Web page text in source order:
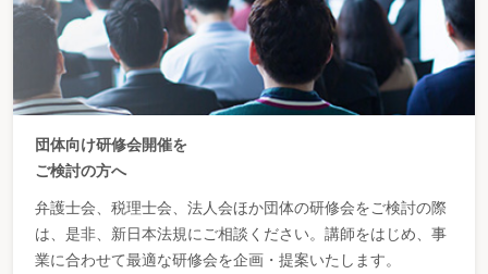
＜フローチャート＞
軽減税率制度
第４ 課税標準に対する消費税額～まず計算の出発点になる税額～
＜フローチャート＞
課税標準額に対する消費税額の計算
＜フローチャート＞
軽減税率対象資産
＜フローチャート＞
第１ 仕入税額控除制度～課税仕入れ等に係る消費税額を控除する制度～
仕入税額控除制度
第２ 課税仕入れ～仕入控除税額のもとになる金額～
団体向け研修会開催を
ご検討の方へ
弁護士会、税理士会、法人会ほか団体の研修会をご検討の際
は、是非、新日本法規にご相談ください。講師をはじめ、事
業に合わせて最適な研修会を企画・提案いたします。